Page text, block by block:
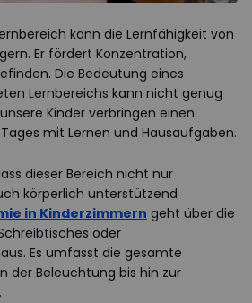
kann die Lernfähigkeit von
Er fördert Konzentration,
Die Bedeutung eines
Lernbereichs kann nicht genug
Kinder verbringen einen
mit Lernen und Hausaufgaben.
dieser Bereich nicht nur
körperlich unterstützend
in Kinderzimmern geht über die
oder
Es umfasst die gesamte
der Beleuchtung bis hin zur